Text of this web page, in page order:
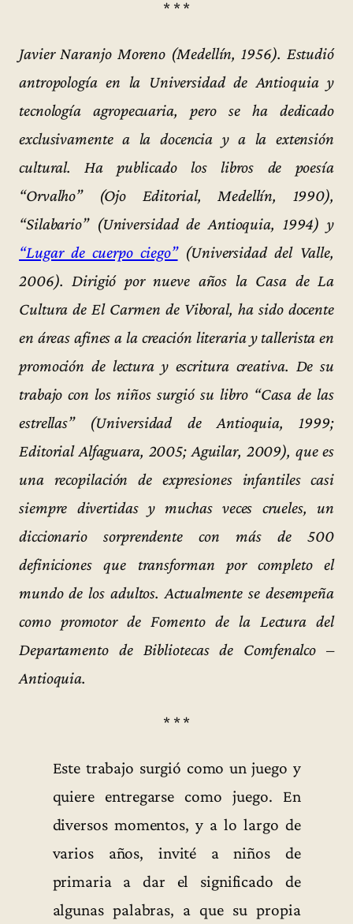
* * *
Javier Naranjo Moreno (Medellín, 1956). Estudió
antropología en la Universidad de Antioquia y
tecnología agropecuaria, pero se ha dedicado
exclusivamente a la docencia y a la extensión
cultural. Ha publicado los libros de poesía
“Orvalho” (Ojo Editorial, Medellín, 1990),
“Silabario” (Universidad de Antioquia, 1994) y
“Lugar de cuerpo ciego”(Universidad del Valle,
2006). Dirigió por nueve años la Casa de La
Cultura de El Carmen de Viboral, ha sido docente
en áreas afines a la creación literaria y tallerista en
promoción de lectura y escritura creativa. De su
trabajo con los niños surgió su libro “Casa de las
estrellas” (Universidad de Antioquia, 1999;
Editorial Alfaguara, 2005; Aguilar, 2009), que es
una recopilación de expresiones infantiles casi
siempre divertidas y muchas veces crueles, un
diccionario sorprendente con más de 500
definiciones que transforman por completo el
mundo de los adultos. Actualmente se desempeña
como promotor de Fomento de la Lectura del
Departamento de Bibliotecas de Comfenalco –
Antioquia.
* * *
Este trabajo surgió como un juego y
quiere entregarse como juego. En
diversos momentos, y a lo largo de
varios años, invité a niños de
primaria a dar el significado de
algunas palabras, a que su propia